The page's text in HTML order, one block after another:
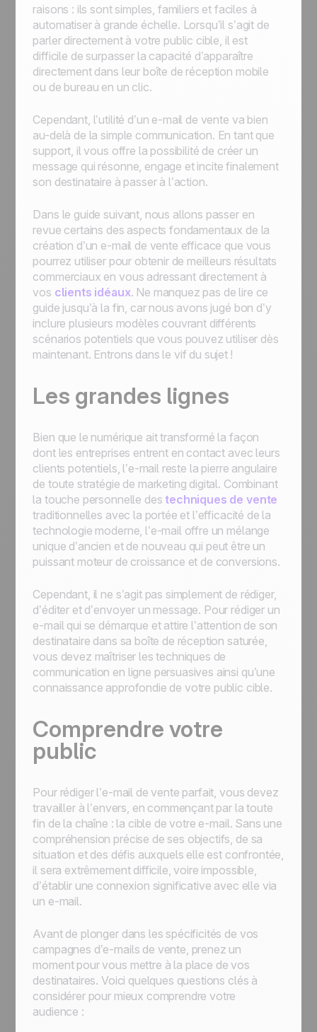
raisons : ils sont simples, familiers et faciles à
automatiser à grande échelle. Lorsqu’il s’agit de
parler directement à votre public cible, il est
difficile de surpasser la capacité d’apparaître
directement dans leur boîte de réception mobile
ou de bureau en un clic.
Cependant, l’utilité d’un e-mail de vente va bien
au-delà de la simple communication. En tant que
support, il vous offre la possibilité de créer un
message qui résonne, engage et incite finalement
son destinataire à passer à l’action.
Dans le guide suivant, nous allons passer en
revue certains des aspects fondamentaux de la
création d’un e-mail de vente efficace que vous
pourrez utiliser pour obtenir de meilleurs résultats
commerciaux en vous adressant directement à
vos clients idéaux. Ne manquez pas de lire ce
guide jusqu’à la fin, car nous avons jugé bon d’y
inclure plusieurs modèles couvrant différents
scénarios potentiels que vous pouvez utiliser dès
maintenant. Entrons dans le vif du sujet !
Les grandes lignes
Bien que le numérique ait transformé la façon
dont les entreprises entrent en contact avec leurs
clients potentiels, l’e-mail reste la pierre angulaire
de toute stratégie de marketing digital. Combinant
la touche personnelle destechniques de vente
traditionnelles avec la portée et l’efficacité de la
technologie moderne, l’e-mail offre un mélange
unique d’ancien et de nouveau qui peut être un
puissant moteur de croissance et de conversions.
Cependant, il ne s’agit pas simplement de rédiger,
d’éditer et d’envoyer un message. Pour rédiger un
e-mail qui se démarque et attire l’attention de son
destinataire dans sa boîte de réception saturée,
vous devez maîtriser les techniques de
communication en ligne persuasives ainsi qu’une
connaissance approfondie de votre public cible.
Comprendre votre
public
Pour rédiger l’e-mail de vente parfait, vous devez
travailler à l’envers, en commençant par la toute
fin de la chaîne : la cible de votre e-mail. Sans une
compréhension précise de ses objectifs, de sa
situation et des défis auxquels elle est confrontée,
il sera extrêmement difficile, voire impossible,
d’établir une connexion significative avec elle via
un e-mail.
Avant de plonger dans les spécificités de vos
campagnes d’e-mails de vente, prenez un
moment pour vous mettre à la place de vos
destinataires. Voici quelques questions clés à
considérer pour mieux comprendre votre
audience :